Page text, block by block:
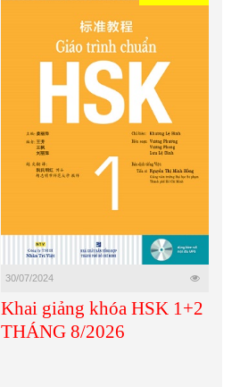
30/07/2024
Khai giảng khóa HSK 1+2
THÁNG 8/2026